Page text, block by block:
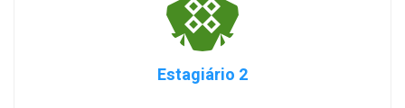
Estagiário 2